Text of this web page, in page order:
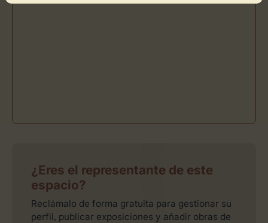
¿Eres el representante de este
espacio?
Reclámalo de forma gratuita para gestionar su
perfil, publicar exposiciones y añadir obras de